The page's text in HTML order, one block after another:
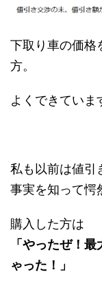
下取り車の価格
方。
よくできていま
私も以前は値引
事実を知って愕
購入した方は
「やったぜ！
ゃった！」